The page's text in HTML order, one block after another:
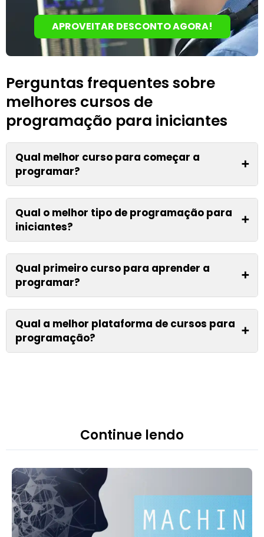
APROVEITAR DESCONTO AGORA!
Perguntas frequentes sobre
melhores cursos de
programação para iniciantes
Qual melhor curso para começar a
programar?
➕
Qual o melhor tipo de programação para
iniciantes?
➕
Qual primeiro curso para aprender a
programar?
➕
Qual a melhor plataforma de cursos para
programação?
➕
Continue lendo